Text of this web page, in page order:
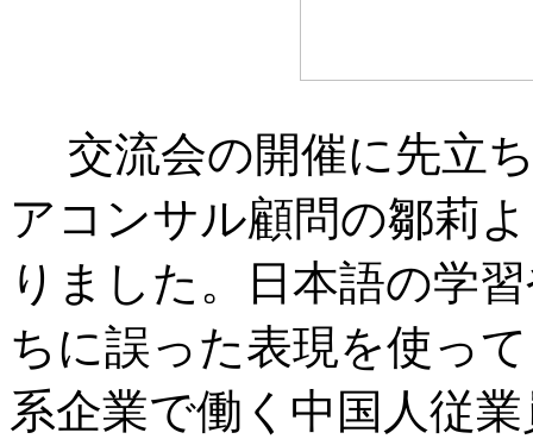
交流会の開催に先立
アコンサル顧問の鄒莉
りました。日本語の学
ちに誤った表現を使っ
系企業で働く中国人従